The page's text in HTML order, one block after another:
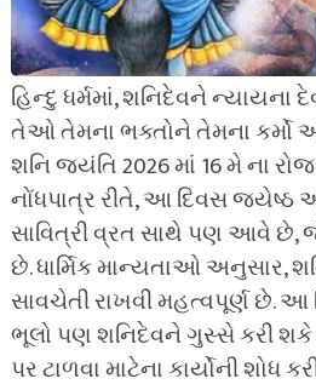
હિન્દુ ધર્મમાં, શનિદેવને ન્યાયના
તેઓ તેમના ભક્તોને તેમના
શનિ જયંતિ 2026 માં 16 મે ના
નોંધપાત્ર રીતે, આ દિવસ
સાવિત્રી વ્રત સાથે પણ આવે છે,
છે. ધાર્મિક માન્યતાઓ અનુસાર,
સાવચેતી રાખવી મહત્વપૂર્ણ છે.
ભૂલો પણ શનિદેવને ગુસ્સે કરી શકે
પર ટાળવા માટેના કાર્યોની શોધ